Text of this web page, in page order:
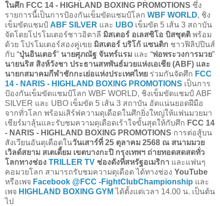
ในศึก FCC 14 - HIGHLAND BOXING PROMOTIONS ซึ่ง
รายการนี้เป็นการป้องกันเข็มขัดแชมป์โลก WBF WORLD, ชิง
เข็มขัดแชมป์ ABF SILVER และ UBO เข็มขัด 5 เส้น 3 สถาบัน
จัดโดยโปรโมเตอร์ชาวอิตาลี มิสเตอร์ อเลสซิโอ บิสซุตติ พร้อม
ด้วย โปรโมเตอร์สองคู่เขย มิสเตอร์ บริโก้ แซนติก ชาวฟิลิปปินส์
กับ “ปุ่นอินเตอร์” นายศุภณัฐ จันทร์แรม และ “พ่อพระวงการมวย”
นายนริส สิงห์วังชา ประธานสหพันธ์มวยแห่งเอเชีย (ABF) และ
นายกสมาคมกีฬาชักกะเย่อแห่งประเทศไทย ร่วมกันจัดศึก FCC
14 - NARIS - HIGHLAND BOXING PROMOTIONS เป็นการ
ป้องกันเข็มขัดแชมป์โลก WBF WORLD, ชิงเข็มขัดแชมป์ ABF
SILVER และ UBO เข็มขัด 5 เส้น 3 สถาบัน อัดแน่นยอดฝีมือ
จากทั่วโลก พร้อมเสิร์ฟความดุเดือดในศึกยิ่งใหญ่ให้แฟนมวยมา
เชียร์มาลุ้นและรับชมความดุเดือดเร้าใจขั้นสุดให้กับศึก FCC 14
- NARIS - HIGHLAND BOXING PROMOTIONS การต่อสู้บน
สังเวียนอันดุเดือดในวันเสาร์ที่ 25 ตุลาคม 2568 ณ สนามมวย
เวิลด์สยาม สเตเดี้ยม เขตบางกะปิ กรุงเทพฯ ถ่ายทอดสดสดทั่ว
โลกทางช่อง TRILLER TV ช่องดังที่สหรัฐอเมริกา และแฟนๆ
คอมวยโลก สามารถรับชมความดุเดือด ได้ทางช่อง YouTube
หรือเพจ Facebook @FCC -FightClubChampionship และ
เพจ HIGHLAND BOXING GYM ได้ตั้งแต่เวลา 14.00 น. เป็นต้น
ไป